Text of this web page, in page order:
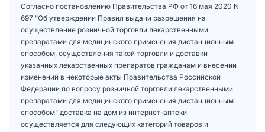
Согласно постановлению Правительства РФ от 16 мая 2020 N
697 "Об утверждении Правил выдачи разрешения на
осуществление розничной торговли лекарственными
препаратами для медицинского применения дистанционным
способом, осуществления такой торговли и доставки
указанных лекарственных препаратов гражданам и внесении
изменений в некоторые акты Правительства Российской
Федерации по вопросу розничной торговли лекарственными
препаратами для медицинского применения дистанционным
способом" доставка на дом из интернет-аптеки
осуществляется для следующих категорий товаров и